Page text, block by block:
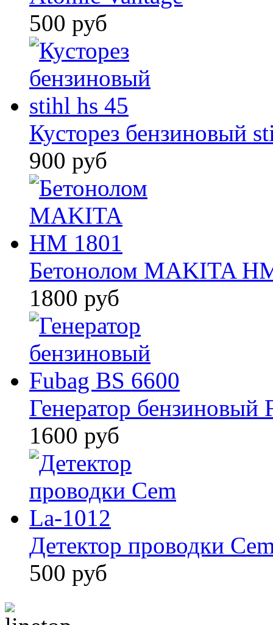
500 руб
Кусторез бензиновый
900 руб
Бетонолом MAKITA
1800 руб
Генератор бензиновый
1600 руб
Детектор проводки
500 руб